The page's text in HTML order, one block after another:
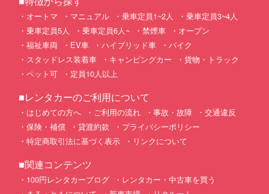
オートマ マニュアル 乗車定員1~2人
乗車定員3~4人
乗車定員5人
乗車定員6人~ 禁煙車
オープン
福祉車両
EV車 ハイブリッド車
バイク
スタッドレス装着車
キャンピングカー
貨物・トラック
ペット可
定員10人以上
■レンタカーのご利用について
はじめての方へ ご利用の流れ 事故・故障
交通違反
保険・補償
貸渡約款
プライバシーポリシー
特定商取引法に基づく表示
リンクについて
■関連コンテンツ
100円レンタカーブログ
レンタカー・中古車を買う